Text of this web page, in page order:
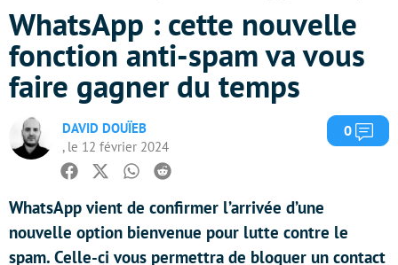
WhatsApp : cette nouvelle
fonction anti-spam va vous
faire gagner du temps
DAVID DOUÏEB
, le 12 février 2024
0
Facebook
TwitterWhatsapp
Reddit
WhatsApp vient de confirmer l’arrivée d’une
nouvelle option bienvenue pour lutte contre le
spam. Celle-ci vous permettra de bloquer un contact